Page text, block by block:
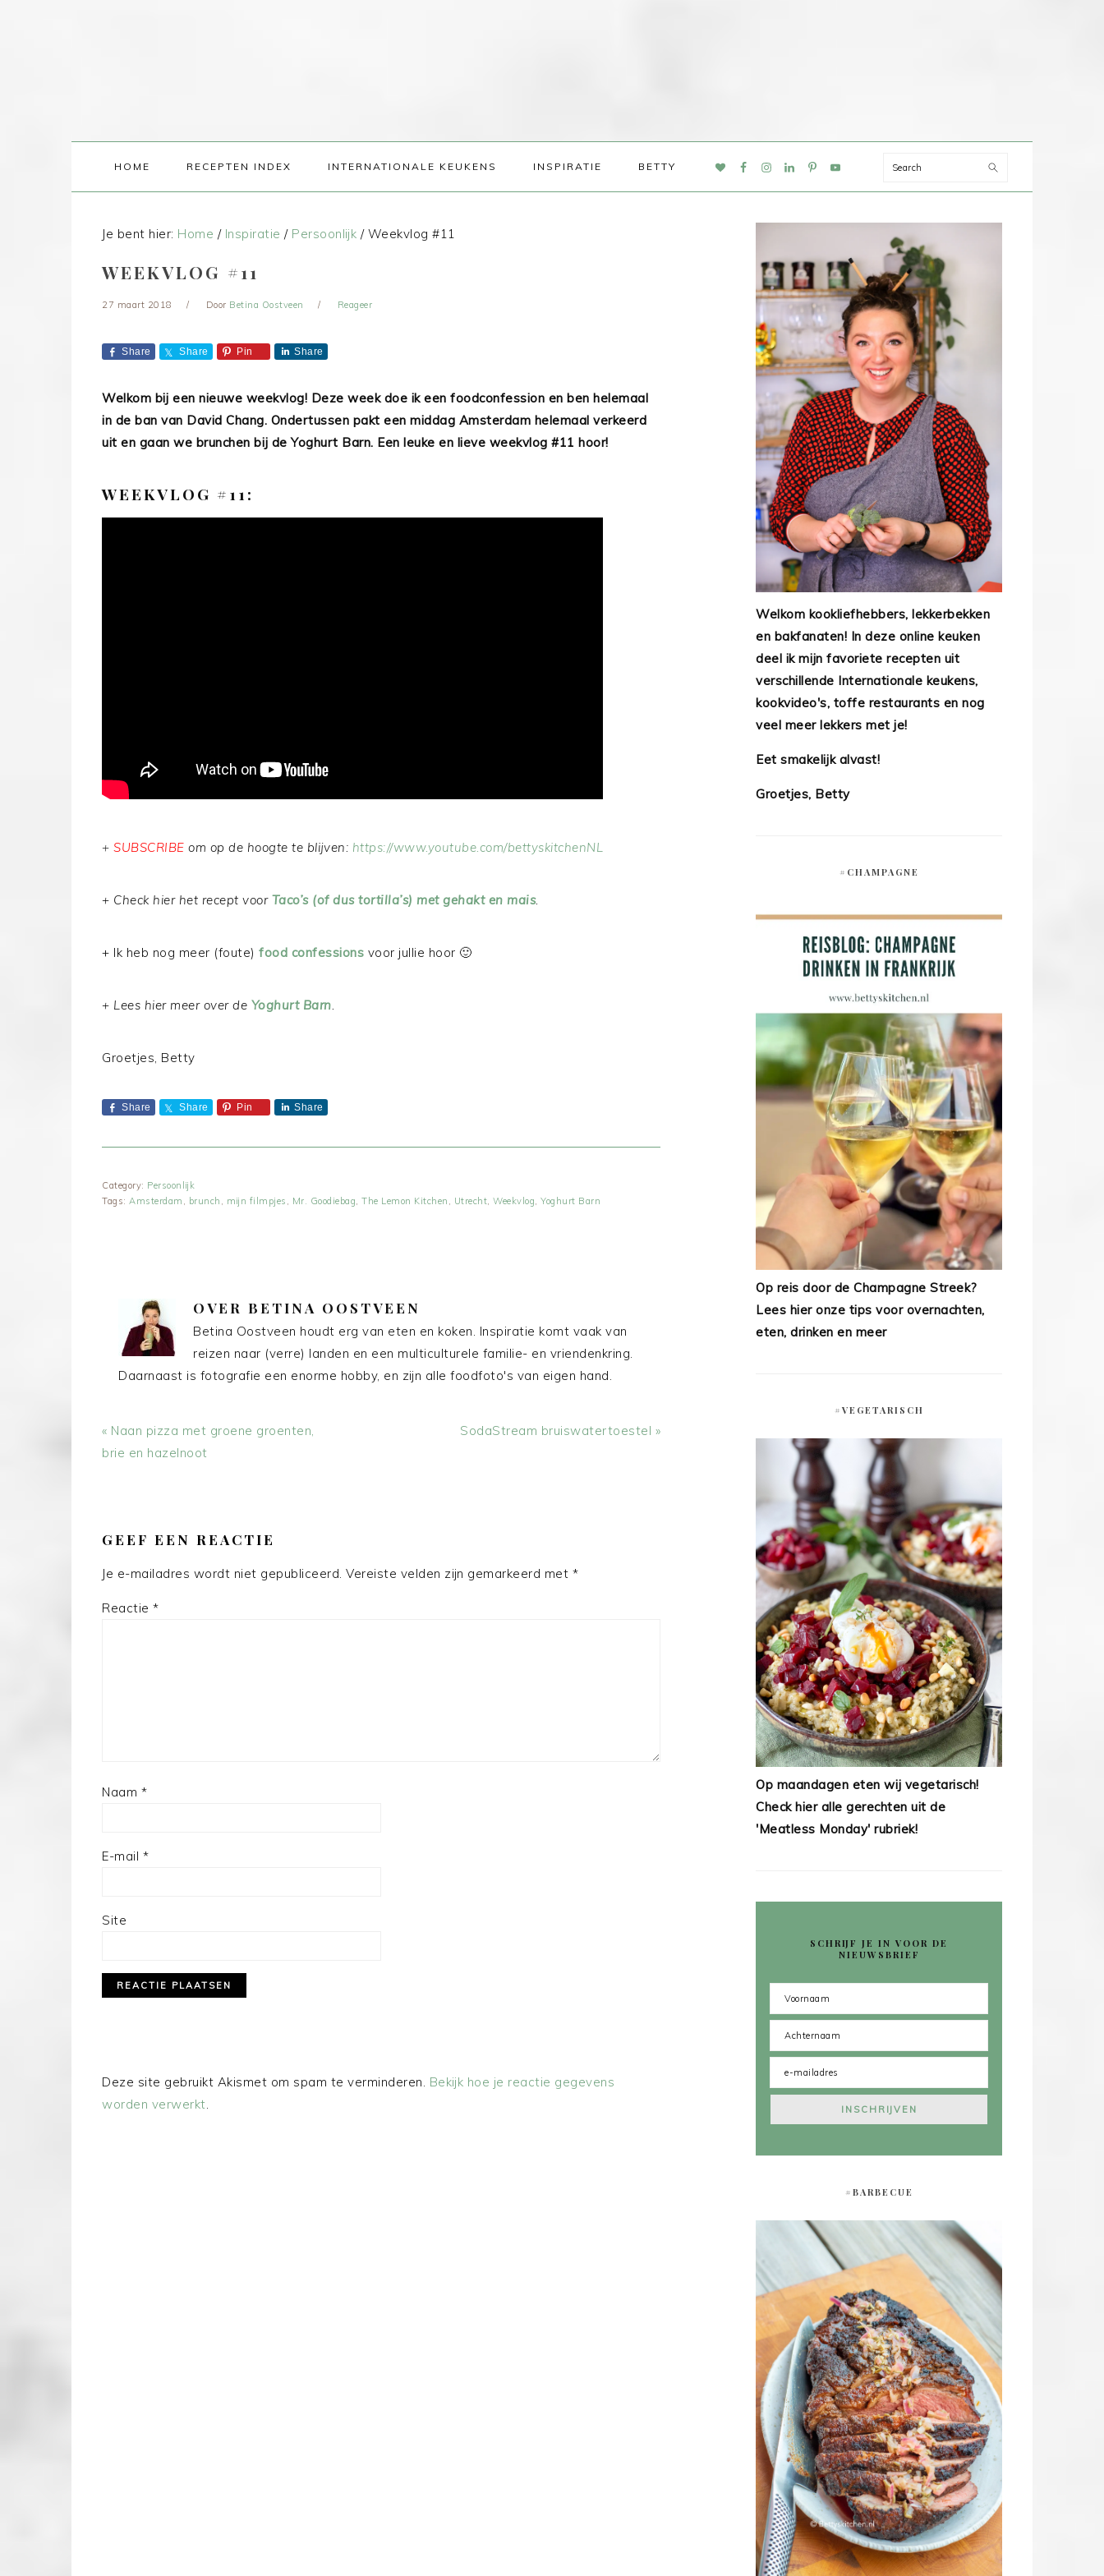
HOME RECEPTEN INDEX INTERNATIONALE KEUKENS INSPIRATIE BETTY
NAV
Search
Je bent hier: Home / Inspiratie / Persoonlijk /Weekvlog #11
WEEKVLOG #11
27 maart 2018 Door Betina Oostveen Reageer
Share Share Pin Share
Welkom bij een nieuwe weekvlog! Deze week doe ik een foodconfession en ben helemaal
in de ban van David Chang. Ondertussen pakt een middag Amsterdam helemaal verkeerd
uit en gaan we brunchen bij de Yoghurt Barn. Een leuke en lieve weekvlog #11 hoor!
WEEKVLOG #11:
+ SUBSCRIBE om op de hoogte te blijven: https://www.youtube.com/bettyskitchenNL
+ Check hier het recept voor Taco’s (of dus tortilla’s) met gehakt en mais.
+ Ik heb nog meer (foute) food confessions voor jullie hoor 🙂
+ Lees hier meer over de Yoghurt Barn.
Groetjes, Betty
Share Share Pin Share
Category: Persoonlijk
Tags: Amsterdam , brunch , mijn filmpjes , Mr. Goodiebag, The Lemon Kitchen , Utrecht, Weekvlog, Yoghurt Barn
OVER BETINA OOSTVEEN
Betina Oostveen houdt erg van eten en koken. Inspiratie komt vaak van
reizen naar (verre) landen en een multiculturele familie- en vriendenkring.
Daarnaast is fotografie een enorme hobby, en zijn alle foodfoto's van eigen hand.
Vorig
bericht:
« Naan pizza met groene groenten,
brie en hazelnoot
Volgend
SodaStream bruiswatertoestel »
GEEF EEN REACTIE
Je e-mailadres wordt niet gepubliceerd. Vereiste velden zijn gemarkeerd met *
Reactie *
Naam *
E-mail *
Site
Deze site gebruikt Akismet om spam te verminderen. Bekijk hoe je reactie gegevens
worden verwerkt.
Welkom kookliefhebbers, lekkerbekken
en bakfanaten! In deze online keuken
deel ik mijn favoriete recepten uit
verschillende Internationale keukens,
kookvideo's, toffe restaurants en nog
veel meer lekkers met je!
Eet smakelijk alvast!
Groetjes, Betty
#CHAMPAGNE
Op reis door de Champagne Streek?
Lees hier onze tips voor overnachten,
eten, drinken en meer
#VEGETARISCH
Op maandagen eten wij vegetarisch!
Check hier alle gerechten uit de
'Meatless Monday' rubriek!
SCHRIJF JE IN VOOR DE
NIEUWSBRIEF
#BARBECUE